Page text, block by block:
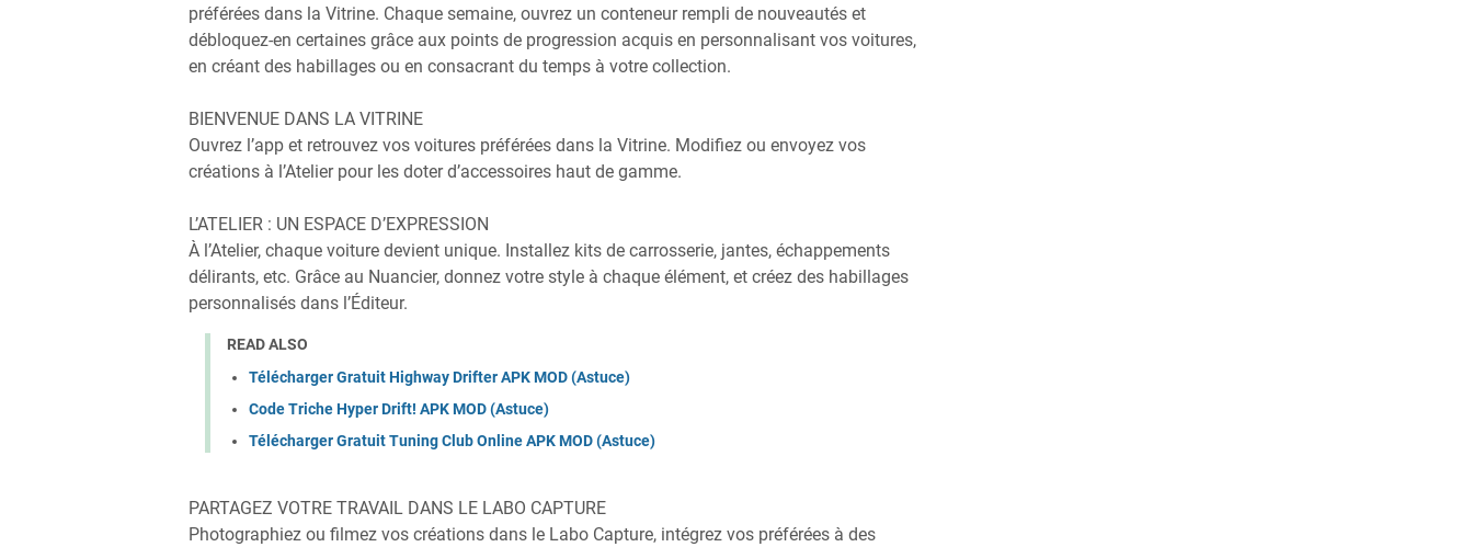
préférées dans la Vitrine. Chaque semaine, ouvrez un conteneur rempli de nouveautés et
débloquez-en certaines grâce aux points de progression acquis en personnalisant vos voitures,
en créant des habillages ou en consacrant du temps à votre collection.
BIENVENUE DANS LA VITRINE
Ouvrez l’app et retrouvez vos voitures préférées dans la Vitrine. Modifiez ou envoyez vos
créations à l’Atelier pour les doter d’accessoires haut de gamme.
L’ATELIER : UN ESPACE D’EXPRESSION
À l’Atelier, chaque voiture devient unique. Installez kits de carrosserie, jantes, échappements
délirants, etc. Grâce au Nuancier, donnez votre style à chaque élément, et créez des habillages
personnalisés dans l’Éditeur.
READ ALSO
Télécharger Gratuit Highway Drifter APK MOD (Astuce)
Code Triche Hyper Drift! APK MOD (Astuce)
Télécharger Gratuit Tuning Club Online APK MOD (Astuce)
PARTAGEZ VOTRE TRAVAIL DANS LE LABO CAPTURE
Photographiez ou filmez vos créations dans le Labo Capture, intégrez vos préférées à des